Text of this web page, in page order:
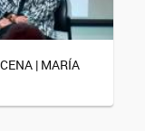
| MARÍA